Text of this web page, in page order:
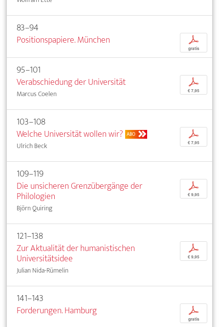
83–94
Positionspapiere. München
p
gratis
95–101
Verabschiedung der Universität
Marcus Coelen
p
€ 7,95
103–108
Welche Universität wollen wir? ABO
Ulrich Beck
p
€ 7,95
109–119
Die unsicheren Grenzübergänge der
Philologien
Björn Quiring
p
€ 9,95
121–138
Zur Aktualität der humanistischen
Universitätsidee
Julian Nida-Rümelin
p
€ 9,95
141–143
Forderungen. Hamburg
p
gratis